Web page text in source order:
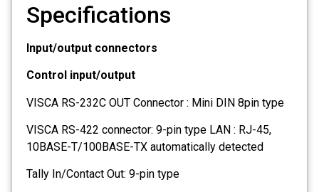
Specifications
Input/output connectors
Control input/output
VISCA RS-232C OUT Connector : Mini DIN 8pin type
VISCA RS-422 connector: 9-pin type LAN : RJ-45,
10BASE-T/100BASE-TX automatically detected
Tally In/Contact Out: 9-pin type